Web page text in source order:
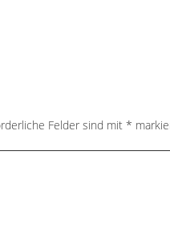
Felder sind mit *